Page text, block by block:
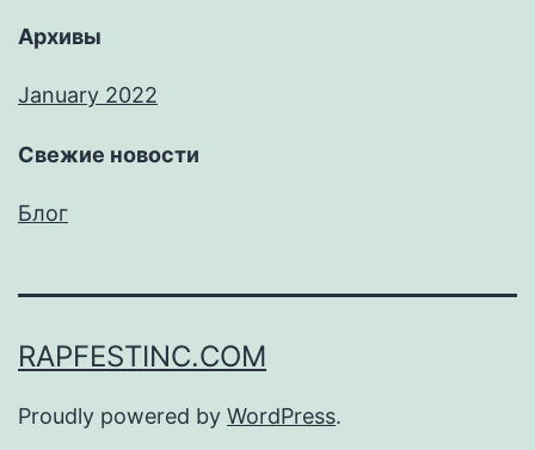
Архивы
January 2022
Свежие новости
Блог
RAPFESTINC.COM
Proudly powered by WordPress.